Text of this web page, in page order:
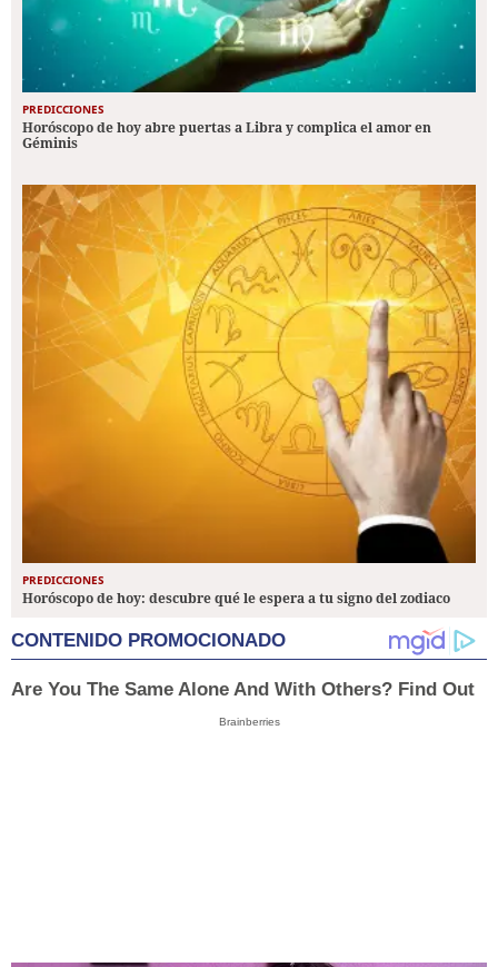
PREDICCIONES
Horóscopo de hoy abre puertas a Libra y complica el amor en
Géminis
PREDICCIONES
Horóscopo de hoy: descubre qué le espera a tu signo del zodiaco
CONTENIDO PROMOCIONADO
Are You The Same Alone And With Others? Find Out
Brainberries